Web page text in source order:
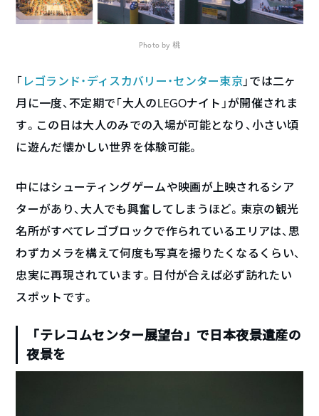
Photo by 桃
「レゴランド・ディスカバリー・センター東京」では二ヶ
月に一度、不定期で「大人のLEGOナイト」が開催されま
す。この日は大人のみでの入場が可能となり、小さい頃
に遊んだ懐かしい世界を体験可能。
中にはシューティングゲームや映画が上映されるシア
ターがあり、大人でも興奮してしまうほど。東京の観光
名所がすべてレゴブロックで作られているエリアは、思
わずカメラを構えて何度も写真を撮りたくなるくらい、
忠実に再現されています。日付が合えば必ず訪れたい
スポットです。
「テレコムセンター展望台」で日本夜景遺産の
夜景を